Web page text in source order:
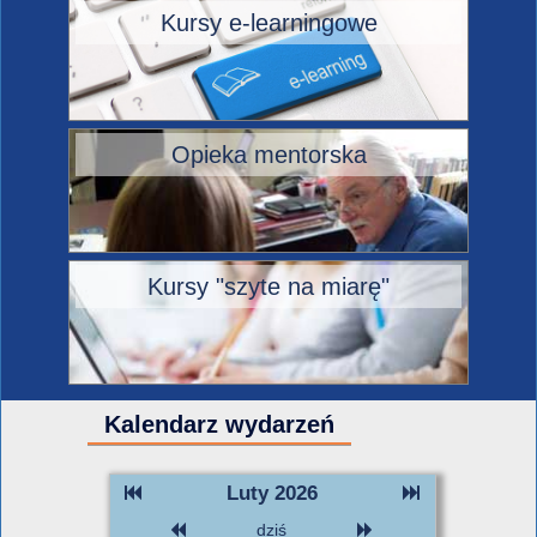
Kursy e-learningowe
Opieka mentorska
Kursy "szyte na miarę"
Kalendarz wydarzeń
Luty 2026
dziś